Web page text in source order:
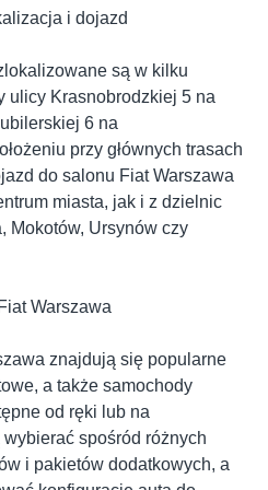
i dojazd
są w kilku
ulicy Krasnobrodzkiej 5 na
6 na
przy głównych trasach
do salonu Fiat Warszawa
miasta, jak i z dzielnic
Mokotów, Ursynów czy
Warszawa
znajdują się popularne
a także samochody
od ręki lub na
spośród różnych
i pakietów dodatkowych, a